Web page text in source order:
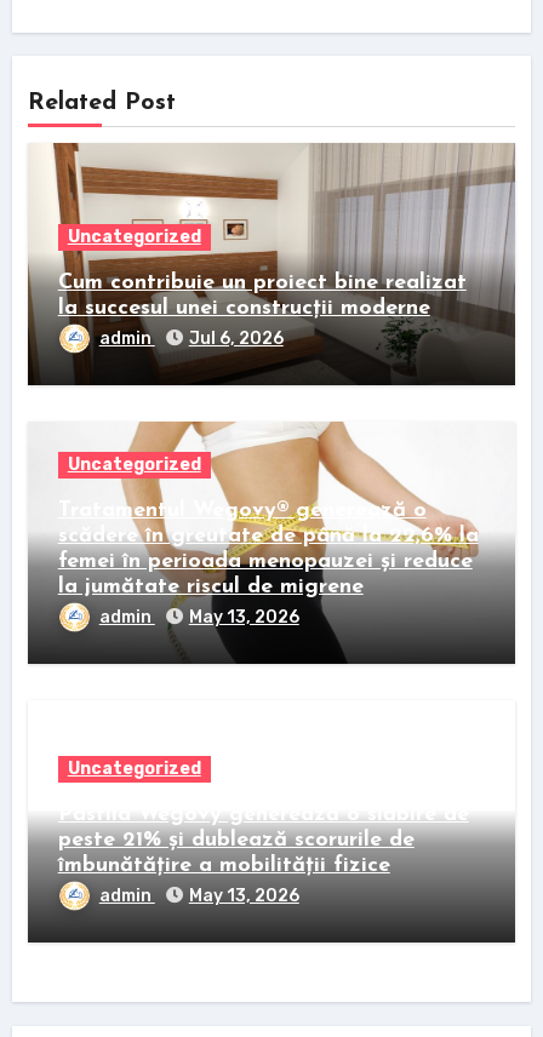
Related Post
Uncategorized
Cum contribuie un proiect bine realizat
la succesul unei construcții moderne
admin Jul 6, 2026
Uncategorized
Tratamentul Wegovy® generează o
scădere în greutate de până la 22,6% la
femei în perioada menopauzei și reduce
la jumătate riscul de migrene
admin May 13, 2026
Uncategorized
Pastila Wegovy generează o slăbire de
peste 21% și dublează scorurile de
îmbunătățire a mobilității fizice
admin May 13, 2026